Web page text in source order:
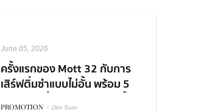
June 05, 2026
ครั้งแรกของ Mott 32 กับการ
เสิร์ฟติ่มซำแบบไม่อั้น พร้อม 5
คอร์สเมนูที่ต้องมาลองสักครั้ง
PROMOTION / Dim Sum